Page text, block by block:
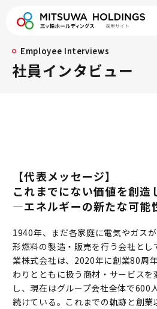
Employee Interviews
社員インタビュー
【代表メッセージ】
これまでにない価値を創造
―エネルギーの新たな可能
1940年、まだ各家庭に電気やガス
形燃料の製造・販売を行う会社と
業株式会社は、2020年に創業80周
わりとともに扱う商材・サービス
し、現在はグループ会社全体で600
続けている。これまでの軌跡と創